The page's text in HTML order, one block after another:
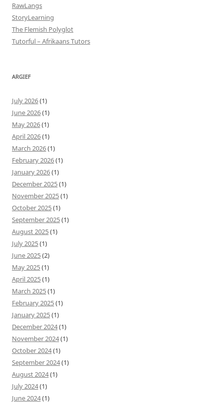
RawLangs
StoryLearning
The Flemish Polyglot
Tutorful – Afrikaans Tutors
ARGIEF
July 2026(1)
June 2026(1)
May 2026(1)
April 2026(1)
March 2026(1)
February 2026(1)
January 2026(1)
December 2025(1)
November 2025(1)
October 2025(1)
September 2025(1)
August 2025(1)
July 2025(1)
June 2025(2)
May 2025(1)
April 2025(1)
March 2025(1)
February 2025(1)
January 2025(1)
December 2024(1)
November 2024(1)
October 2024(1)
September 2024(1)
August 2024(1)
July 2024(1)
June 2024(1)